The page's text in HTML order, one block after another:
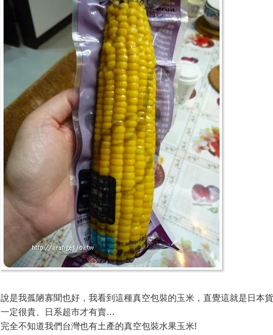
說是我孤陋寡聞也好，我看到這種真空包裝的玉米，直覺這就是日本貨
一定很貴、日系超市才有賣…
完全不知道我們台灣也有土產的真空包裝水果玉米!